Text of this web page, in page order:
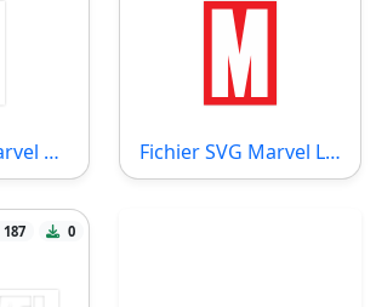
Fichier SVG Marvel White Logo Fichier SVG Marvel Logo
187 0